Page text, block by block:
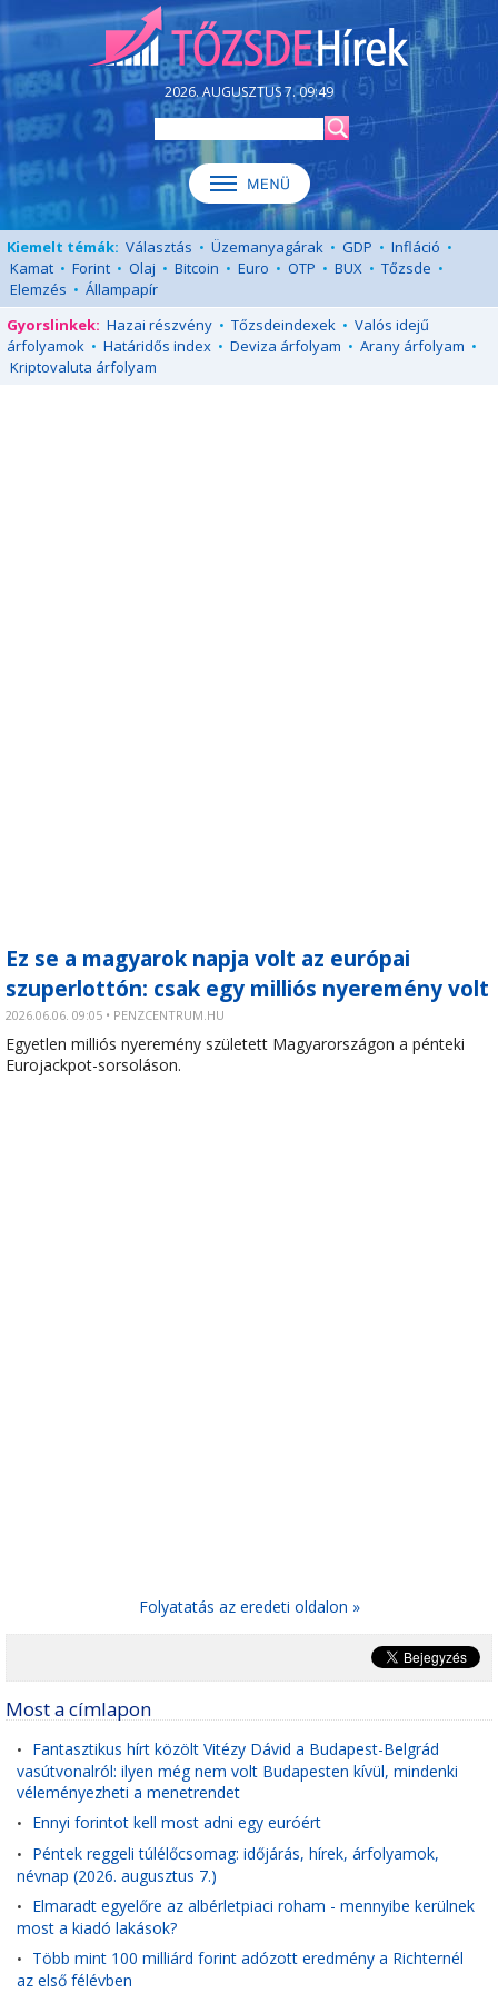
2026. AUGUSZTUS 7. 09:49
Kiemelt témák: Választás • Üzemanyagárak • GDP • Infláció •
Kamat • Forint • Olaj • Bitcoin • Euro • OTP • BUX • Tőzsde •
Elemzés • Állampapír
Gyorslinkek: Hazai részvény • Tőzsdeindexek • Valós idejű
árfolyamok • Határidős index • Deviza árfolyam • Arany árfolyam •
Kriptovaluta árfolyam
Ez se a magyarok napja volt az európai
szuperlottón: csak egy milliós nyeremény volt
2026.06.06. 09:05 • PENZCENTRUM.HU
Egyetlen milliós nyeremény született Magyarországon a pénteki
Eurojackpot-sorsoláson.
Folyatatás az eredeti oldalon »
Most a címlapon
• Fantasztikus hírt közölt Vitézy Dávid a Budapest-Belgrád
vasútvonalról: ilyen még nem volt Budapesten kívül, mindenki
véleményezheti a menetrendet
• Ennyi forintot kell most adni egy euróért
• Péntek reggeli túlélőcsomag: időjárás, hírek, árfolyamok,
névnap (2026. augusztus 7.)
• Elmaradt egyelőre az albérletpiaci roham - mennyibe kerülnek
most a kiadó lakások?
• Több mint 100 milliárd forint adózott eredmény a Richternél
az első félévben